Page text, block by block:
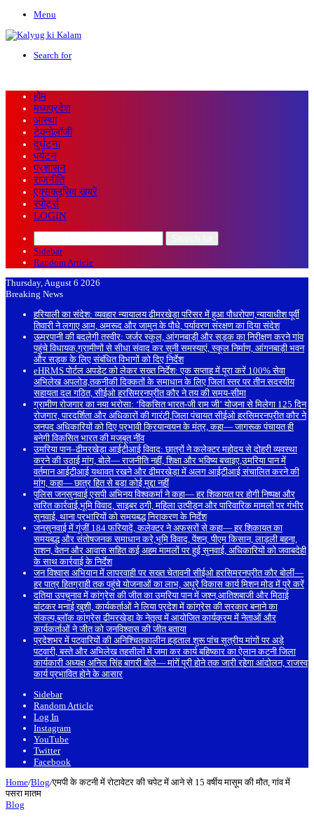
Menu
Search for
होम
मध्यप्रदेश
आस्था
टेक्नोलॉजी
दुर्घटना
पर्यटन
प्रशासन
राजनीति
एक्सक्लूसिव खबरें
स्पोर्ट्स
LOGIN
Sidebar
Random Article
Thursday, August 6 2026
Breaking News
हरियाली का संदेश: व्यवहार न्यायालय ढीमरखेड़ा परिसर में हुआ पौधरोपण,न्यायाधीश पूर्वी
तिवारी ने लगाए आम, अमरूद और जामुन के पौधे, पर्यावरण संरक्षण का दिया संदेश
ऊमरपानी की बदलेगी तस्वीर: जर्जर स्कूल, आंगनबाड़ी और सड़क का निरीक्षण करने गांव
पहुंचे विधायक,ग्रामीणों से सीधा संवाद कर सुनी समस्याएं, स्कूल निर्माण, आंगनबाड़ी भवन
और सड़क के लिए संबंधित विभागों को दिए निर्देश
eHRMS पोर्टल अपडेट को लेकर सख्त निर्देश: एक सप्ताह में पूरा करें 100% सेवा
अभिलेख अपलोड,तकनीकी दिक्कतों के समाधान के लिए जिला स्तर पर तीन सदस्यीय
सहायता दल गठित, सीईओ हरसिमरनप्रीत कौर ने तय की समय-सीमा
ग्रामीण रोजगार का नया भरोसा: ‘विकसित भारत-जी राम जी’ योजना से मिलेगा 125 दिन
रोजगार, पारदर्शिता और अधिकारों की गारंटी,जिला पंचायत सीईओ हरसिमरनप्रीत कौर ने
जनपद अधिकारियों को दिए प्रभावी क्रियान्वयन के मंत्र, कहा— जागरूक पंचायत ही
बनेगी विकसित भारत की मजबूत नींव
उमरिया पान–ढीमरखेड़ा आईटीआई विवाद: छात्रों ने कलेक्टर महोदय से दोहरी व्यवस्था
करने की उठाई मांग, बोले— राजनीति नहीं, शिक्षा और भविष्य बचाइए,उमरिया पान में
वर्तमान आईटीआई यथावत रखने और ढीमरखेड़ा में अलग आईटीआई संचालित करने की
मांग, कहा— छात्र हित से बड़ा कोई मुद्दा नहीं
पुलिस जनसुनवाई एसपी अभिनय विश्वकर्मा ने कहा— हर शिकायत पर होगी निष्पक्ष और
त्वरित कार्रवाई,भूमि विवाद, साइबर ठगी, महिला उत्पीड़न और पारिवारिक मामलों पर गंभीर
सुनवाई, थाना प्रभारियों को समयबद्ध निराकरण के निर्देश
जनसुनवाई में गूंजीं 184 फरियादें, कलेक्टर ने अफसरों से कहा— हर शिकायत का
समयबद्ध और संतोषजनक समाधान करे,भूमि विवाद, पेंशन, पीएम किसान, लाड़ली बहना,
राशन, वेतन और आवास सहित कई अहम मामलों पर हुई सुनवाई, अधिकारियों को जवाबदेही
के साथ कार्रवाई के निर्देश
जन विश्वास अभियान में लापरवाही पर सख्त चेतावनी सीईओ हरसिमरनप्रीत कौर बोलीं—
हर पात्र हितग्राही तक पहुंचे योजनाओं का लाभ, अधूरे विकास कार्य मिशन मोड में पूरे करें
दतिया उपचुनाव में कांग्रेस की जीत का उमरिया पान में जश्न,आतिशबाजी और मिठाई
बांटकर मनाई खुशी, कार्यकर्ताओं ने लिया प्रदेश में कांग्रेस की सरकार बनाने का
संकल्प,ब्लॉक कांग्रेस ढीमरखेड़ा के नेतृत्व में आयोजित कार्यक्रम में नेताओं और
कार्यकर्ताओं ने जीत को जनविश्वास की जीत बताया
प्रदेशभर में पटवारियों की अनिश्चितकालीन हड़ताल शुरू पांच सूत्रीय मांगों पर अड़े
पटवारी, बस्ते और अभिलेख तहसीलों में जमा कर कार्य बहिष्कार का ऐलान कटनी जिला
कार्यकारी अध्यक्ष अनिल सिंह बागरी बोले— मांगें पूरी होने तक जारी रहेगा आंदोलन, राजस्व
कार्य प्रभावित होने के आसार
Sidebar
Random Article
Log In
Instagram
YouTube
Twitter
Facebook
Home/Blog/एमपी के कटनी में रोटावेटर की चपेट में आने से 15 वर्षीय मासूम की मौत, गांव में
पसरा मातम
Blog